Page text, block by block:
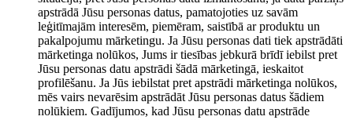
apstrādā Jūsu personas datus, pamatojoties uz savām
leģitīmajām interesēm, piemēram, saistībā ar produktu un
pakalpojumu mārketingu. Ja Jūsu personas dati tiek apstrādāti
mārketinga nolūkos, Jums ir tiesības jebkurā brīdī iebilst pret
Jūsu personas datu apstrādi šādā mārketingā, ieskaitot
profilēšanu. Ja Jūs iebilstat pret apstrādi mārketinga nolūkos,
mēs vairs nevarēsim apstrādāt Jūsu personas datus šādiem
nolūkiem. Gadījumos, kad Jūsu personas datu apstrāde